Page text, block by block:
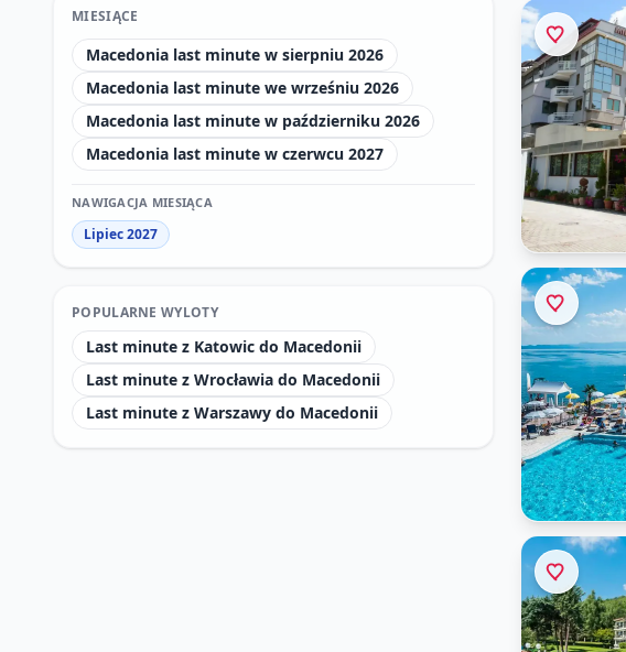
MIESIĄCE
Macedonia last minute w sierpniu 2026
Macedonia last minute we wrześniu 2026
Macedonia last minute w październiku 2026
Macedonia last minute w czerwcu 2027
NAWIGACJA MIESIĄCA
Lipiec 2027
POPULARNE WYLOTY
Last minute z Katowic do Macedonii
Last minute z Wrocławia do Macedonii
Last minute z Warszawy do Macedonii